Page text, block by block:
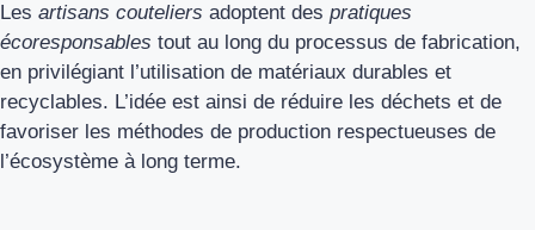
Les artisans couteliers adoptent des pratiques
écoresponsables tout au long du processus de fabrication,
en privilégiant l’utilisation de matériaux durables et
recyclables. L’idée est ainsi de réduire les déchets et de
favoriser les méthodes de production respectueuses de
l’écosystème à long terme.